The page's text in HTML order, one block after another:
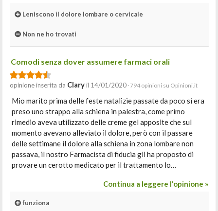
Leniscono il dolore lombare o cervicale
Non ne ho trovati
Comodi senza dover assumere farmaci orali
opinione inserita da Claryil 14/01/2020 · 794 opinioni su Opinioni.it
Mio marito prima delle feste natalizie passate da poco si era
preso uno strappo alla schiena in palestra, come primo
rimedio aveva utilizzato delle creme gel apposite che sul
momento avevano alleviato il dolore, però con il passare
delle settimane il dolore alla schiena in zona lombare non
passava, il nostro Farmacista di fiducia gli ha proposto di
provare un cerotto medicato per il trattamento lo…
Continua a leggere l'opinione »
funziona